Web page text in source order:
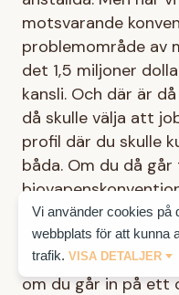
Vi använder cookies på
webbplats för att kunna
trafik. VISA DETALJER
motsvarande
problemområde av
det 1,5 miljoner
kansli. Och där är
då skulle välja att
profil där du skulle
båda. Om du då
femhundraförsta
inom någonting
men du är en
om du går in på ett